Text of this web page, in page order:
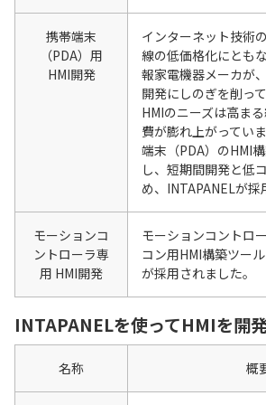
携帯端末
（PDA）用
HMI開発
インターネット技術
線の低価格化にとも
報家電機器メーカが
開発にしのぎを削っ
HMIのニーズは高ま
費が膨れ上がってい
端末（PDA）のHMI
し、短期間開発と低
め、INTAPANELが採
モーションコ
ントローラ専
用 HMI開発
モーションコントロ
コン用HMI構築ツー
が採用されました。
INTAPANELを使ってHMIを開
名称 概